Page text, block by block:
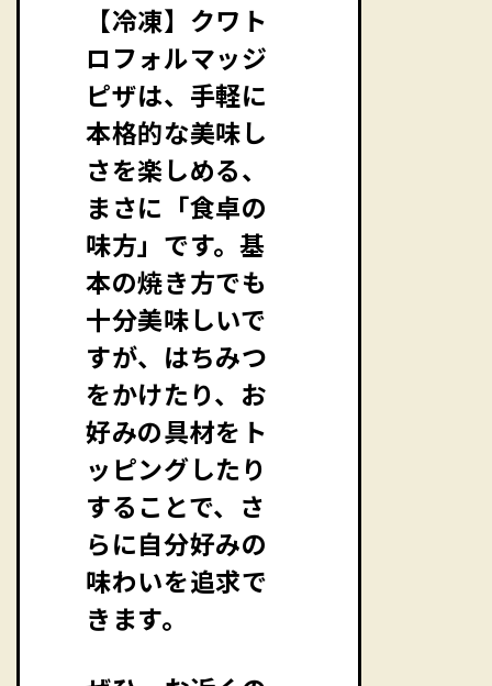
【冷凍】クワト
ロフォルマッジ
ピザは、手軽に
本格的な美味し
さを楽しめる、
まさに「食卓の
味方」です。基
本の焼き方でも
十分美味しいで
すが、はちみつ
をかけたり、お
好みの具材をト
ッピングしたり
することで、さ
らに自分好みの
味わいを追求で
きます。